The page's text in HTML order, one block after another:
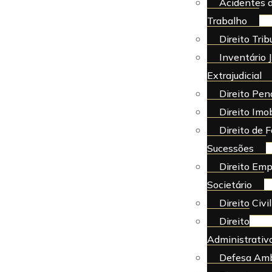
Acidentes
Trabalho
Direito
Inventário
Extrajudicial
Direito
Direito
Direito de
Sucessões
Direito
Societário
Direito Civil
Direito
Defesa